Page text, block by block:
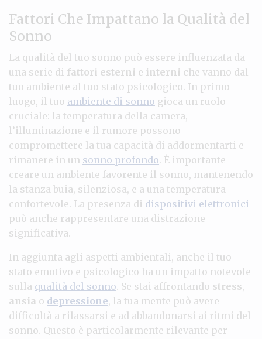
Fattori Che Impattano la Qualità del
Sonno
La qualità del tuo sonno può essere influenzata da
una serie di fattori esterni e interni che vanno dal
tuo ambiente al tuo stato psicologico. In primo
luogo, il tuo ambiente di sonno gioca un ruolo
cruciale: la temperatura della camera,
l’illuminazione e il rumore possono
compromettere la tua capacità di addormentarti e
rimanere in un sonno profondo. È importante
creare un ambiente favorente il sonno, mantenendo
la stanza buia, silenziosa, e a una temperatura
confortevole. La presenza di dispositivi elettronici
può anche rappresentare una distrazione
significativa.
In aggiunta agli aspetti ambientali, anche il tuo
stato emotivo e psicologico ha un impatto notevole
sulla qualità del sonno. Se stai affrontando stress,
ansia o depressione, la tua mente può avere
difficoltà a rilassarsi e ad abbandonarsi ai ritmi del
sonno. Questo è particolarmente rilevante per